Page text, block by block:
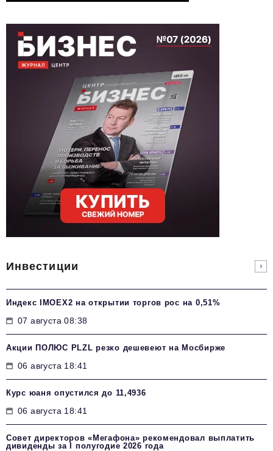
Инвестиции
Индекс IMOEX2 на открытии торгов рос на 0,51%
07 августа 08:38
Акции ПОЛЮС PLZL резко дешевеют на Мосбирже
06 августа 18:41
Курс юаня опустился до 11,4936
06 августа 18:41
Совет директоров «Мегафона» рекомендовал выплатить
дивиденды за I полугодие 2026 года